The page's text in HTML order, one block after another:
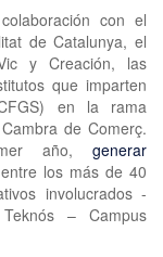
con el
de Catalunya, el
y Creación, las
que imparten
en la rama
de Comerç.
año, generar
entre los más de 40
involucrados -
– Campus